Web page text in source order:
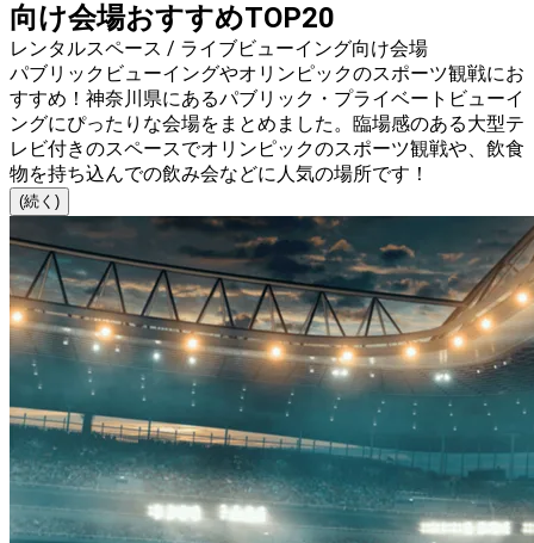
向け会場おすすめTOP20
レンタルスペース / ライブビューイング向け会場
パブリックビューイングやオリンピックのスポーツ観戦にお
すすめ！神奈川県にあるパブリック・プライベートビューイ
ングにぴったりな会場をまとめました。臨場感のある大型テ
レビ付きのスペースでオリンピックのスポーツ観戦や、飲食
物を持ち込んでの飲み会などに人気の場所です！
(続く)